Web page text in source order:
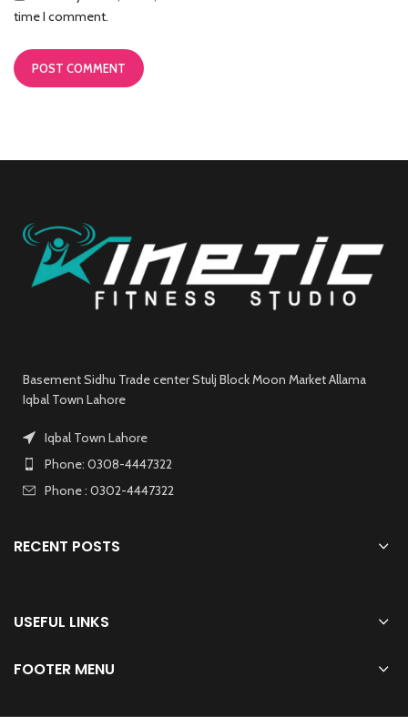
time I comment.
Basement Sidhu Trade center Stulj Block Moon Market Allama
Iqbal Town Lahore
Iqbal Town Lahore
Phone: 0308-4447322
Phone : 0302-4447322
RECENT POSTS
USEFUL LINKS
FOOTER MENU